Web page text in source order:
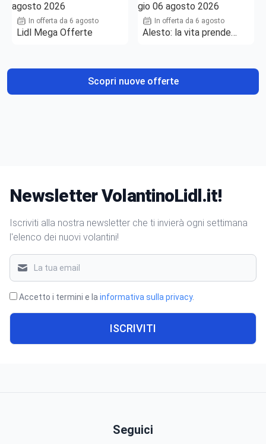
In offerta da 6 agosto
Lidl Mega Offerte
In offerta da 6 agosto
Alesto: la vita prende
Scopri nuove offerte
Newsletter VolantinoLidl.it!
Iscriviti alla nostra newsletter che ti invierà ogni settimana
l'elenco dei nuovi volantini!
Accetto i termini e lainformativa sulla privacy.
ISCRIVITI
Seguici